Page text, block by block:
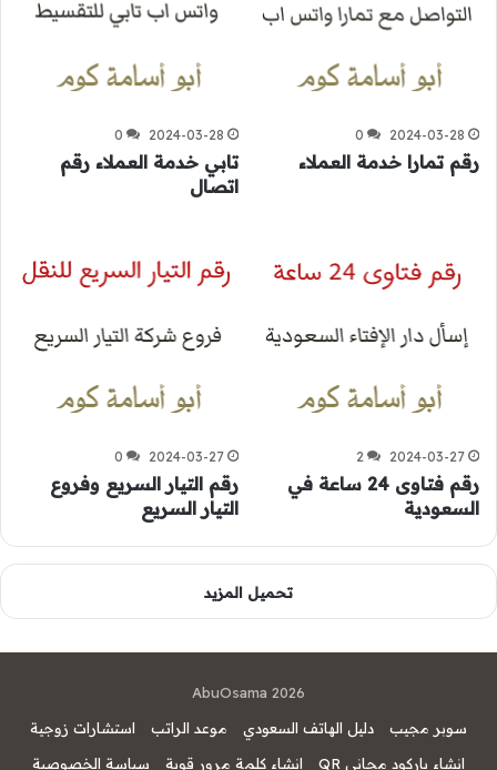
2024-03-28
0
رقم تمارا خدمة العملاء
2024-03-28
0
تابي خدمة العملاء رقم
اتصال
2024-03-27
2
رقم فتاوى 24 ساعة في
السعودية
2024-03-27
0
رقم التيار السريع وفروع
التيار السريع
تحميل المزيد
AbuOsama 2026
سوبر مجيب
دليل الهاتف السعودي موعد الراتب
استشارات زوجية
إنشاء باركود مجاني QR
إنشاء كلمة مرور قوية سياسة الخصوصية